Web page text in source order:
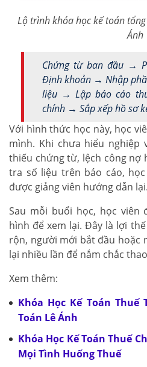
Lộ trình khóa học kế toán
Ánh
Chứng từ ban đầu →
Định khoản → Nhập
liệu → Lập báo cáo
chính → Sắp xếp hồ sơ
Với hình thức học này, học
mình. Khi chưa hiểu nghiệp
thiếu chứng từ, lệch công nợ
tra số liệu trên báo cáo,
được giảng viên hướng dẫn lại.
Sau mỗi buổi học, học viên
hình để xem lại. Đây là lợi
rộn, người mới bắt đầu hoặc
lại nhiều lần để nắm chắc
Xem thêm:
Khóa Học Kế Toán
Toán Lê Ánh
Khóa Học Kế Toán Thuế
Mọi Tình Huống Thuế